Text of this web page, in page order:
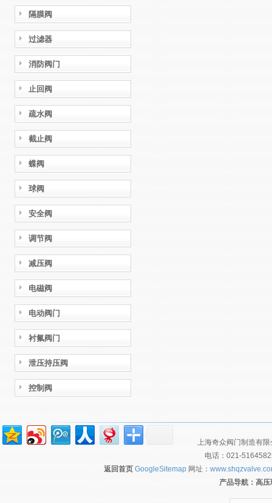
隔膜阀
过滤器
消防阀门
止回阀
疏水阀
截止阀
蝶阀
球阀
安全阀
调节阀
减压阀
电磁阀
电动阀门
衬氟阀门
泄压持压阀
控制阀
上海奇众阀门制造有
电话：021-
返回首页 GoogleSitemap 网址：
产品导航： 高压